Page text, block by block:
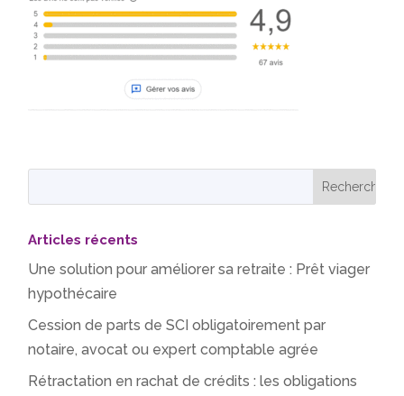
Articles récents
Une solution pour améliorer sa retraite : Prêt viager
hypothécaire
Cession de parts de SCI obligatoirement par
notaire, avocat ou expert comptable agrée
Rétractation en rachat de crédits : les obligations